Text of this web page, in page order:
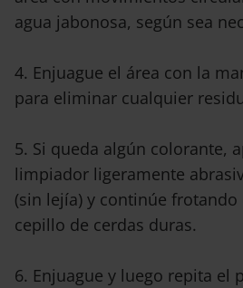
agua jabonosa, según sea
4. Enjuague el área con la
para eliminar cualquier
5. Si queda algún colorante,
limpiador ligeramente
(sin lejía) y continúe frotando
cepillo de cerdas duras.
6. Enjuague y luego repita el